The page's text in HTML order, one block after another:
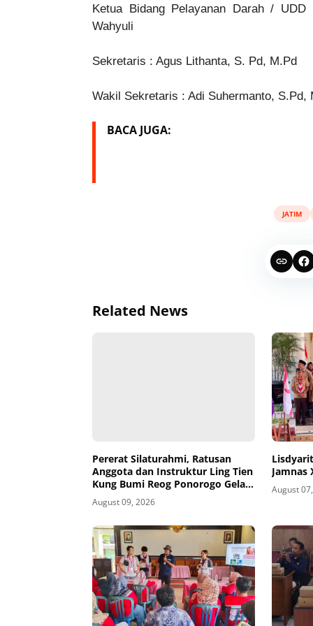
Ketua Bidang Pelayanan Darah /
Wahyuli
Sekretaris : Agus Lithanta, S. Pd, M.Pd
Wakil Sekretaris : Adi Suhermanto, S.Pd,
BACA JUGA:
JATIM
Related News
Pererat Silaturahmi, Ratusan
Anggota dan Instruktur Ling Tien
Kung Bumi Reog Ponorogo Gelar
Latihan Bersama di Embung
Pakel
August 09, 2026
Jamnas
August